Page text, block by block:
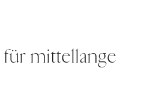
mittellange